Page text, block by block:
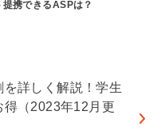
提携できるASPは？
詳しく解説！学生
得（2023年12月更